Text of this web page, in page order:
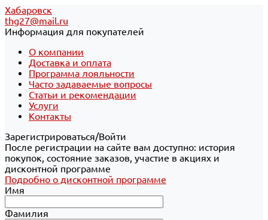
Хабаровск
thg27@mail.ru
Информация для покупателей
О компании
Доставка и оплата
Программа лояльности
Часто задаваемые вопросы
Статьи и рекомендации
Услуги
Контакты
Зарегистрироваться/Войти
После регистрации на сайте вам доступно: история
покупок, состояние заказов, участие в акциях и
дисконтной программе
Подробно о дисконтной программе
Имя
Фамилия